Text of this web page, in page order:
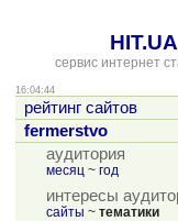
HIT.UA
сервис интернет
16:04:44
рейтинг сайтов
fermerstvo
аудитория
месяц ~ год
интересы
сайты ~ тематики